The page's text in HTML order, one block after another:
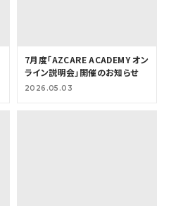
7月度「AZCARE ACADEMY オン
ライン説明会」開催のお知らせ
2026.05.03